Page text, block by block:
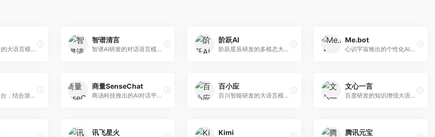
幻方量化研发的大语言模型平台，专注于深度推理和代码生成能力。面向开发者、研究人员和技术爱好者，提供强大的逻辑推理和数学计算功能，开源生态完善，API接口友好。
智谱清言
智谱AI研发的对话语言模型，支持中英双语交互。面向中文用户和开发者，提供知识问答、代码编写、文档解读等服务，开源生态完善，学术研究背景深厚。
阶跃AI
阶跃星辰研发的多模态大模型平台，支持文本、图像、视频的综合理解与生成。面向创作者和企业客户，提供内容创作、智能分析等服务，多模态能力突出。
Me.bot
心识宇宙推出的个性化AI伴侣，专注于情感交互和个人助理服务。面向个人用户，支持日程管理、情感陪伴、知识问答等功能，交互体验人性化。
AI游戏陪玩平台，结合游戏理解和自然语言交互技术。面向游戏玩家，提供游戏攻略、陪玩互动、社交聊天等服务，游戏知识丰富，互动体验有趣。
商量SenseChat
商汤科技推出的AI对话平台，结合计算机视觉和自然语言处理技术。面向企业用户和开发者，支持多模态交互，视觉理解能力强，适合智能客服和内容创作场景。
百小应
百川智能研发的大语言模型助手，专注于中文理解和生成。面向中文用户，提供知识问答、文本创作、代码辅助等服务，模型参数规模大，中文表达流畅自然。
文心一言
百度研发的知识增强大语言模型，深度融合百度知识图谱和搜索能力。面向中文用户，提供知识问答、文本创作、逻辑推理等服务，中文语境理解准确，知识覆盖面广。
讯飞星火 Kimi 腾讯元宝